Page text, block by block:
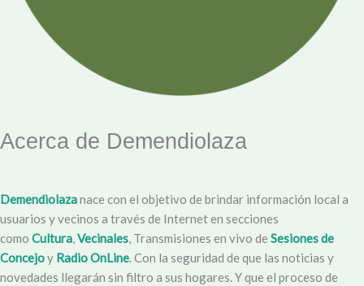
Acerca de Demendiolaza
Demendiolazanace con el objetivo de brindar información local a
usuarios y vecinos a través de Internet en secciones
como Cultura,Vecinales, Transmisiones en vivo de Sesiones de
Concejoy Radio OnLine. Con la seguridad de que las noticias y
novedades llegarán sin filtro a sus hogares. Y que el proceso de